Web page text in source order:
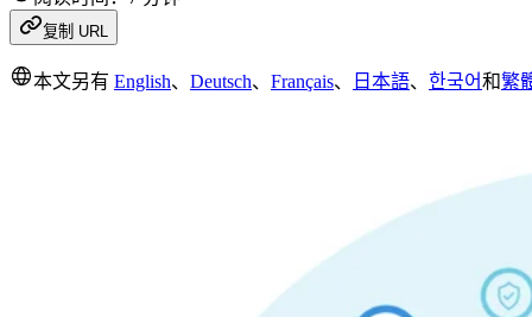
复制 URL
本文另有 English、 Deutsch、 Français、 日本語、 한국어和繁